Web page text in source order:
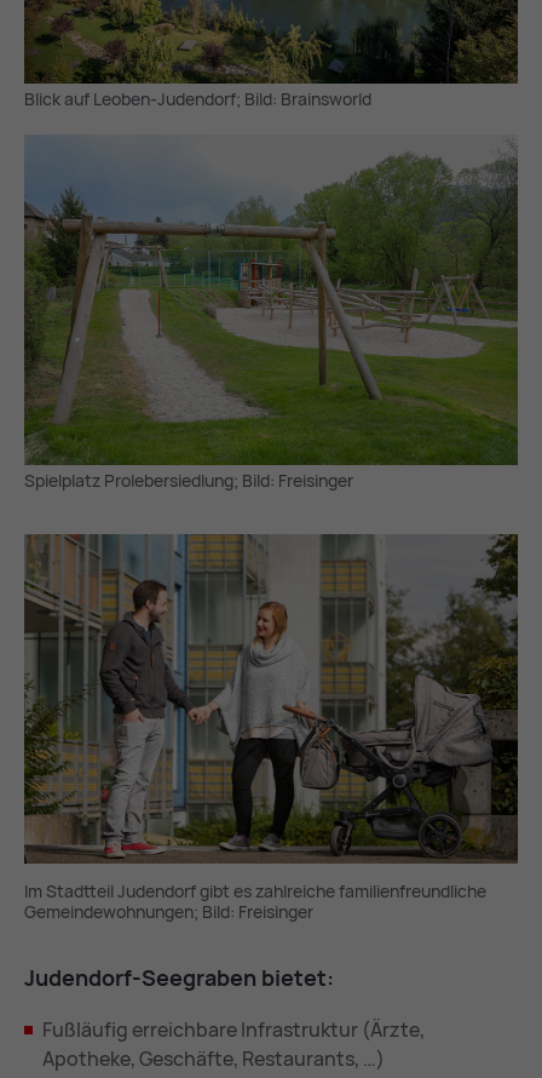
Blick auf Leoben-Judendorf; Bild: Brainsworld
Spielplatz Prolebersiedlung; Bild: Freisinger
Im Stadtteil Judendorf gibt es zahlreiche familienfreundliche
Gemeindewohnungen; Bild: Freisinger
Ju­den­dorf-See­gra­ben bie­tet:
Fußläufig erreichbare Infrastruktur (Ärzte,
Apotheke, Geschäfte, Restaurants, …)